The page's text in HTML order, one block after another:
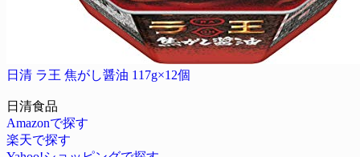
日清 ラ王 焦がし醤油 117g×12個
日清食品
Amazonで探す
楽天で探す